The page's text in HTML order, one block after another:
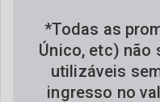
*Todas as
Único, etc) não
utilizáveis
ingresso no